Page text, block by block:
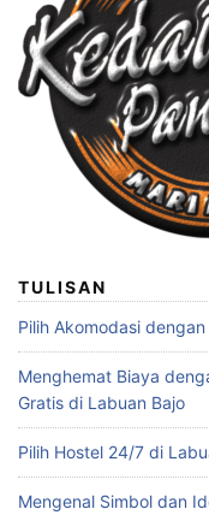
TULISAN
Pilih Akomodasi
Menghemat Biaya
Gratis di Labuan Bajo
Pilih Hostel 24/7 di
Mengenal Simbol dan